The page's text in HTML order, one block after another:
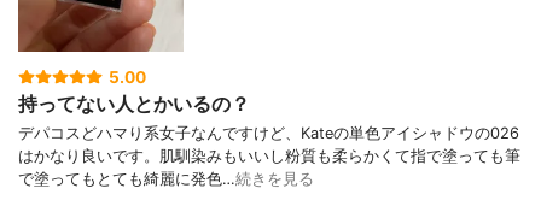
5.00
持ってない人とかいるの？
デパコスどハマり系女子なんですけど、Kateの単色アイシャドウの026
はかなり良いです。肌馴染みもいいし粉質も柔らかくて指で塗っても筆
で塗ってもとても綺麗に発色…続きを見る